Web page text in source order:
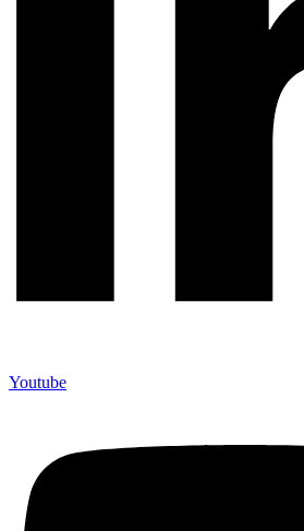
Youtube